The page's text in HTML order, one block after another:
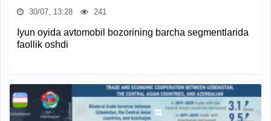
30/07, 13:28 241
Iyun oyida avtomobil bozorining barcha segmentlarida
faollik oshdi